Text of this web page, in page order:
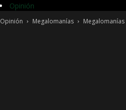
Opinión
Opinión Megalomanías Megalomanías